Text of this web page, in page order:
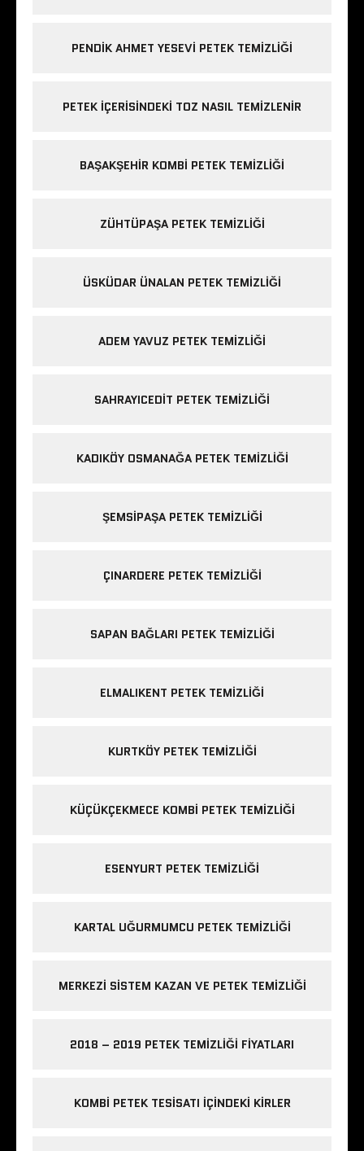
PENDIK AHMET YESEVI PETEK TEMIZLIĞI
PETEK IÇERISINDEKI TOZ NASIL TEMIZLENIR
BAŞAKŞEHIR KOMBI PETEK TEMIZLIĞI
ZÜHTÜPAŞA PETEK TEMIZLIĞI
ÜSKÜDAR ÜNALAN PETEK TEMIZLIĞI
ADEM YAVUZ PETEK TEMIZLIĞI
SAHRAYICEDIT PETEK TEMIZLIĞI
KADIKÖY OSMANAĞA PETEK TEMIZLIĞI
ŞEMSIPAŞA PETEK TEMIZLIĞI
ÇINARDERE PETEK TEMIZLIĞI
SAPAN BAĞLARI PETEK TEMIZLIĞI
ELMALIKENT PETEK TEMIZLIĞI
KURTKÖY PETEK TEMIZLIĞI
KÜÇÜKÇEKMECE KOMBI PETEK TEMIZLIĞI
ESENYURT PETEK TEMIZLIĞI
KARTAL UĞURMUMCU PETEK TEMIZLIĞI
MERKEZI SISTEM KAZAN VE PETEK TEMIZLIĞI
2018 – 2019 PETEK TEMIZLIĞI FIYATLARI
KOMBI PETEK TESISATI IÇINDEKI KIRLER